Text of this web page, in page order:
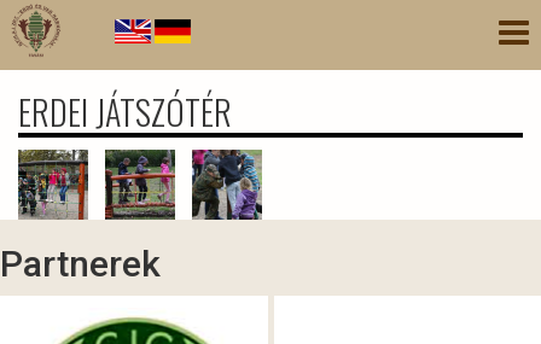
Ugrás
tartalomra
ERDEI JÁTSZÓTÉR
Partnerek